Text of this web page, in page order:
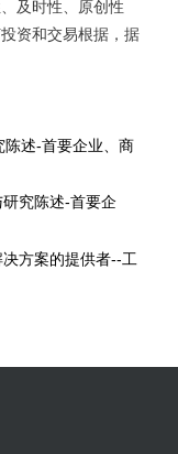
及时性、原创性
资和交易根据，据
陈述-首要企业、商
究陈述-首要企
方案的提供者--工